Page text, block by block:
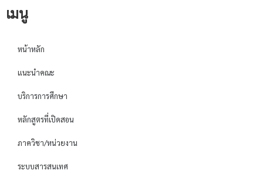
เมนู
หน้าหลัก
แนะนำคณะ
บริการการศึกษา
หลักสูตรที่เปิดสอน
ภาควิชา/หน่วยงาน
ระบบสารสนเทศ